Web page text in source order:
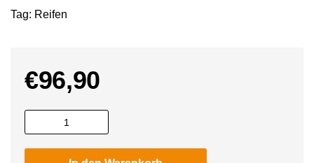
Tag: Reifen
€96,90
JACK